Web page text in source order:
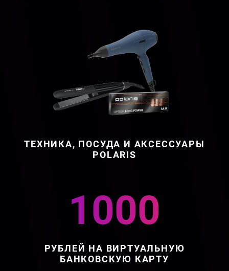
ТЕХНИКА, ПОСУДА И АКСЕССУАРЫ
POLARIS
1000
РУБЛЕЙ НА ВИРТУАЛЬНУЮ
БАНКОВСКУЮ КАРТУ